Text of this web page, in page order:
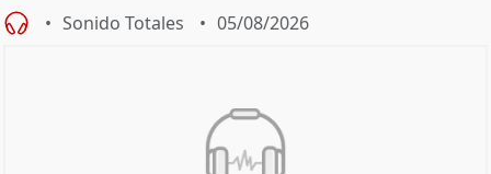
Sonido Totales 05/08/2026